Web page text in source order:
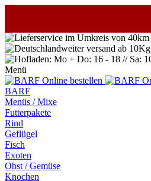
Menü
BARF
Menüs / Mixe
Futterpakete
Rind
Geflügel
Fisch
Exoten
Obst / Gemüse
Knochen